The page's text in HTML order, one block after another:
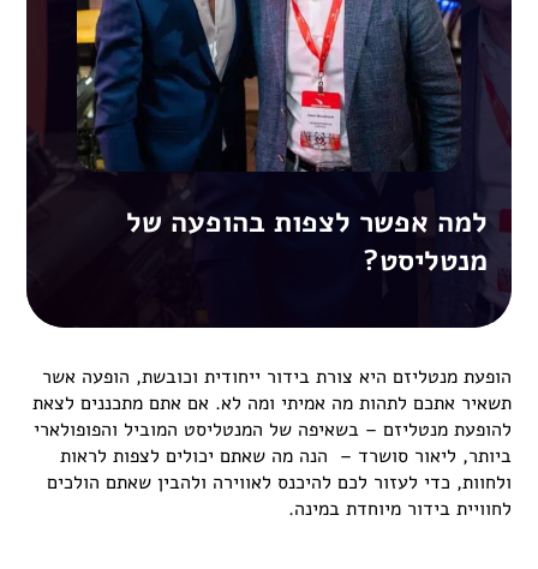
למה אפשר לצפות בהופעה של
מנטליסט?
הופעת מנטליזם היא צורת בידור ייחודית וכובשת, הופעה אשר
תשאיר אתכם לתהות מה אמיתי ומה לא. אם אתם מתכננים לצאת
להופעת מנטליזם – בשאיפה של המנטליסט המוביל והפופולארי
ביותר, ליאור סושרד – הנה מה שאתם יכולים לצפות לראות
ולחוות, כדי לעזור לכם להיכנס לאווירה ולהבין שאתם הולכים
לחוויית בידור מיוחדת במינה.